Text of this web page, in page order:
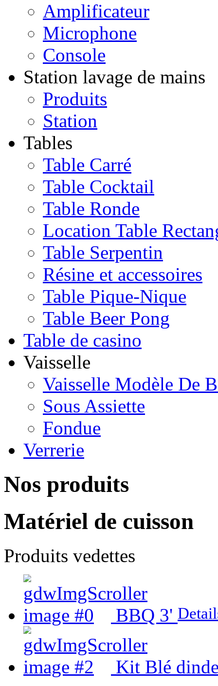
Amplificateur
Microphone
Console
Station lavage de mains
Produits
Station
Tables
Table Carré
Table Cocktail
Table Ronde
Location Table
Table Serpentin
Résine et accessoires
Table Pique-Nique
Table Beer Pong
Table de casino
Vaisselle
Vaisselle Modèle De
Sous Assiette
Fondue
Verrerie
Nos produits
Matériel de cuisson
Produits vedettes
BBQ 3'
Kit Blé